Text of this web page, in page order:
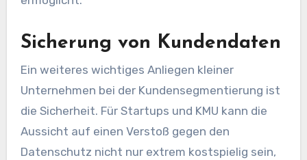
Sicherung von Kundendaten
Ein weiteres wichtiges Anliegen kleiner
Unternehmen bei der Kundensegmentierung ist
die Sicherheit. Für Startups und KMU kann die
Aussicht auf einen Verstoß gegen den
Datenschutz nicht nur extrem kostspielig sein,